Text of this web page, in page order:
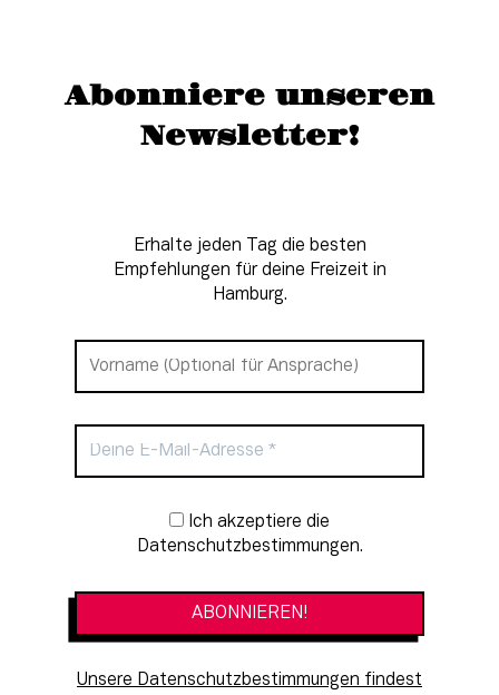
Abonniere unseren
Newsletter!
Erhalte jeden Tag die besten
Empfehlungen für deine Freizeit in
Hamburg.
Newsletter-Anmeldung
Datenschutzbestimmungen.
Unsere Datenschutzbestimmungen findest